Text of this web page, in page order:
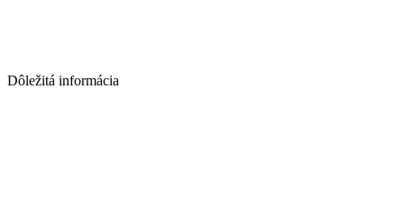
Dôležitá informácia